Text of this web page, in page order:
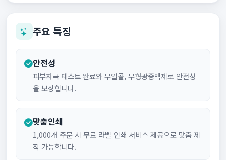
주요 특징
안전성
피부자극 테스트 완료와 무알콜, 무형광증백제로 안전성
을 보장합니다.
맞춤인쇄
1,000개 주문 시 무료 라벨 인쇄 서비스 제공으로 맞춤 제
작 가능합니다.